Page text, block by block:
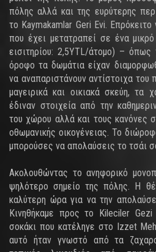
πόλης αλλά και της ευρύτερης
το Kaymakamlar Geri Evi.
που έχει μετατραπεί σε ένα
εισιτηρίου: 2,5YTL/άτομο) –
όροφο τα δωμάτια είχαν
να αναπαριστάνουν αντίστοιχα
μαγειρικά και οικιακά σκεύη, τα
έδιναν στοιχεία από την
του χώρου αλλά και τους κανόνες
οθωμανικής οικογένειας. Το
μπορούσες να απολαύσεις το τσάι
Ακολουθώντας το ανηφορικό
ψηλότερο σημείο της πόλης. Η
καλύτερη ώρα για να την
Κινηθήκαμε προς το Kileciler
σοκάκι που κατέληγε στο Izzet
αυτό ήταν γνωστό από τα